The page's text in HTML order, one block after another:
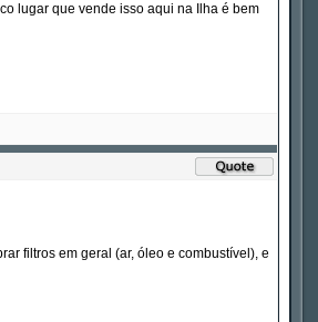
lugar que vende isso aqui na Ilha é bem
filtros em geral (ar, óleo e combustível), e